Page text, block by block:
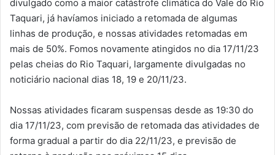
divulgado como a maior catástrofe climática do Vale do Rio
Taquari, já havíamos iniciado a retomada de algumas
linhas de produção, e nossas atividades retomadas em
mais de 50%. Fomos novamente atingidos no dia 17/11/23
pelas cheias do Rio Taquari, largamente divulgadas no
noticiário nacional dias 18, 19 e 20/11/23.
Nossas atividades ficaram suspensas desde as 19:30 do
dia 17/11/23, com previsão de retomada das atividades de
forma gradual a partir do dia 22/11/23, e previsão de